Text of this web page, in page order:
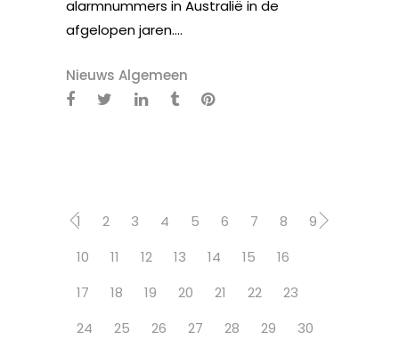
alarmnummers in Australië in de
afgelopen jaren....
Nieuws Algemeen
1 2 3 4 5 6 7 8
9
10
11 12 13 14 15
16
17
18 19 20 21 22
23
24
25 26 27 28 29
30